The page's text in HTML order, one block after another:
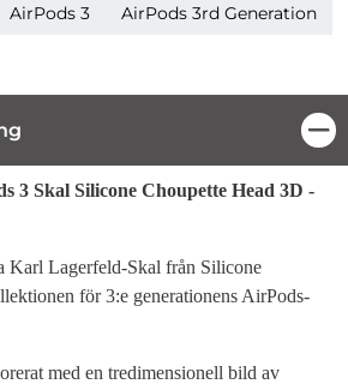
AirPods 3 AirPods 3rd Generation
3 Skal Silicone Choupette Head 3D -
Karl Lagerfeld-Skal från Silicone
för 3:e generationens AirPods-
med en tredimensionell bild av